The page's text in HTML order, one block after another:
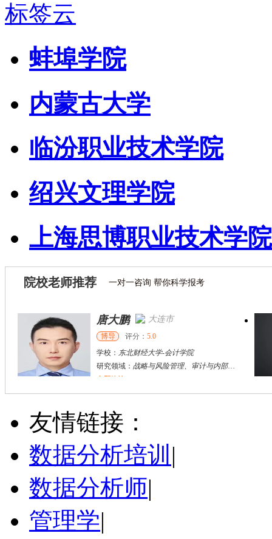
标签云
蚌埠学院
内蒙古大学
临汾职业技术学院
绍兴文理学院
上海思博职业技术学院
院校老师推荐 一对一咨询 帮你科学报考
唐大鹏 大连市
博导 评分： 5.0
学校： 东北财经大学-会计学院
研究领域： 战略与风险管理、审计与内部控制、资本市场财务与会计研究
立即咨询
张双鹏 烟台市
硕导
学校：上海立信会计金融学院
立即咨询
友情链接：
数据分析培训 |
数据分析师|
管理学|